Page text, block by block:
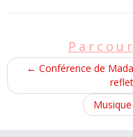
← Conférence de